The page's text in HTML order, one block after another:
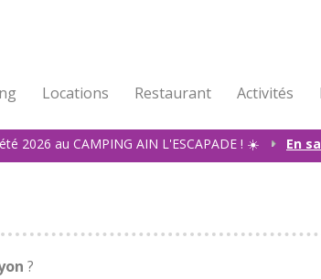
Locations Restaurant Activités
2026 au CAMPING AIN L'ESCAPADE ! ☀️ En
?